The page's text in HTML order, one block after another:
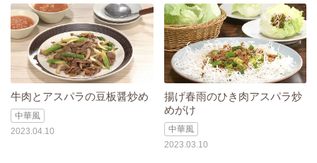
牛肉とアスパラの豆板醤炒め
中華風
2023.04.10
揚げ春雨のひき肉アスパラ炒
めがけ
中華風
2023.03.10